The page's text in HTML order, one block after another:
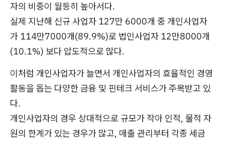
자의 비중이 월등히 높아서다.
실제 지난해 신규 사업자 127만 6000개 중 개인사업자
가 114만7000개(89.9%)로 법인사업자 12만8000개
(10.1%) 보다 압도적으로 많다.
이처럼 개인사업자가 늘면서 개인사업자의 효율적인 경영
활동을 돕는 다양한 금융 및 핀테크 서비스가 주목받고 있
다.
개인사업자의 경우 상대적으로 규모가 작아 인적, 물적 자
원의 한계가 있는 경우가 많고, 매출 관리부터 각종 세금